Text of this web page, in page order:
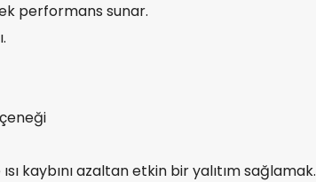
performans sunar.
kaybını azaltan etkin bir yalıtım sağlamak.